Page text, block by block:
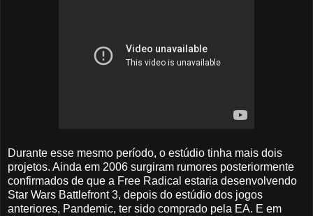
Durante esse mesmo período, o estúdio tinha mais dois
projetos. Ainda em 2006 surgiram rumores posteriormente
confirmados de que a Free Radical estaria desenvolvendo
Star Wars Battlefront 3, depois do estúdio dos jogos
anteriores, Pandemic, ter sido comprado pela EA. E em